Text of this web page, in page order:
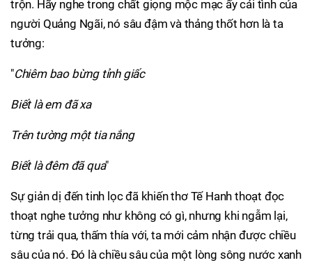
trộn. Hãy nghe trong chất giọng mộc mạc ấy cái tình của
người Quảng Ngãi, nó sâu đậm và thảng thốt hơn là ta
tưởng:
"Chiêm bao bừng tỉnh giấc
Biết là em đã xa
Trên tường một tia nắng
Biết là đêm đã qua"
Sự giản dị đến tinh lọc đã khiến thơ Tế Hanh thoạt đọc
thoạt nghe tưởng như không có gì, nhưng khi ngẫm lại,
từng trải qua, thấm thía với, ta mới cảm nhận được chiều
sâu của nó. Đó là chiều sâu của một lòng sông nước xanh